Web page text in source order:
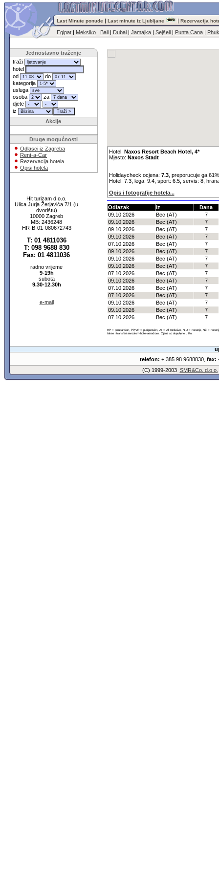
Last Minute ponude | Last minute iz Ljubljane | Rezervacija
Egipat | Meksiko | Bali | Dubai | Jamajka | Sejšeli | Punta Cana |
Jednostavno traženje
traži
hotel
od
do
kategorija
usluga
osoba
za
djete
iz
Akcije
Druge mogućnosti
Odlasci iz Zagreba
Rent-a-Car
Rezervacija hotela
Opisi hotela
Hit turizam d.o.o.
Ulica Jurja Žerjavića 7/1 (u
dvorištu)
10000 Zagreb
MB: 2436248
HR-B-01-080672743
T: 01 4811036
T: 098 9688 830
Fax: 01 4811036
radno vrijeme
9-19h
subota
9.30-12.30h
e-mail
Hotel: Naxos Resort Beach Hotel, 4*
Mjesto: Naxos Stadt
Holidaycheck ocjena: 7.3, preporucuje ga
Hotel: 7.3, lega: 9.4, sport: 6.5, servis: 8,
Opis i fotografije hotela...
Odlazak Iz
Dana
09.10.2026
Bec (AT)
7
09.10.2026
Bec (AT)
7
09.10.2026
Bec (AT)
7
09.10.2026
Bec (AT)
7
07.10.2026
Bec (AT)
7
09.10.2026
Bec (AT)
7
09.10.2026
Bec (AT)
7
09.10.2026
Bec (AT)
7
07.10.2026
Bec (AT)
7
09.10.2026
Bec (AT)
7
07.10.2026
Bec (AT)
7
07.10.2026
Bec (AT)
7
09.10.2026
Bec (AT)
7
09.10.2026
Bec (AT)
7
07.10.2026
Bec (AT) 7
HP = polupansion, PP,VP = punipansion, AI = All Inclusive, N,U = nocenje, NZ =
takse i transferi aerodrom-hotel-aerodrom. Cijene so objavljene u Kn.
telefon: + 385 98 9688830, fax:
(C) 1999-2003 SMR&Co. d.o.o.